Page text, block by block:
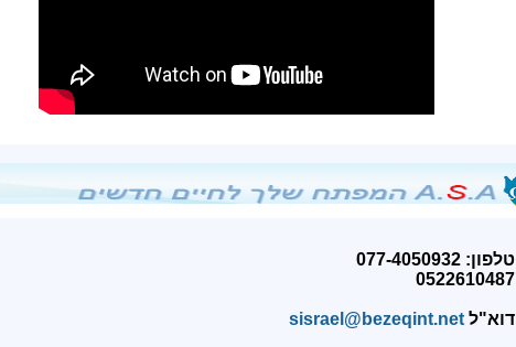
טלפון: 077-4050932
0522610487
דוא"ל sisrael@bezeqint.net